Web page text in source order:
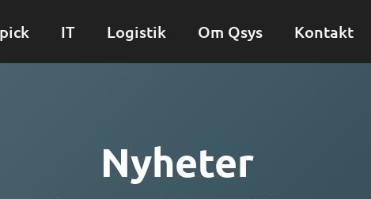
IT Logistik Om Qsys Kontakt
Nyheter